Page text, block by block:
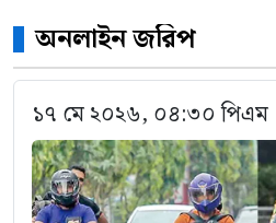
অনলাইন জরিপ
১৭ মে ২০২৬, ০৪:৩০ পিএম